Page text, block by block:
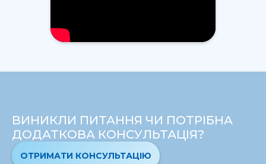
ВИНИКЛИ ПИТАННЯ ЧИ ПОТРІБНА
ДОДАТКОВА КОНСУЛЬТАЦІЯ?
ОТРИМАТИ КОНСУЛЬТАЦІЮ